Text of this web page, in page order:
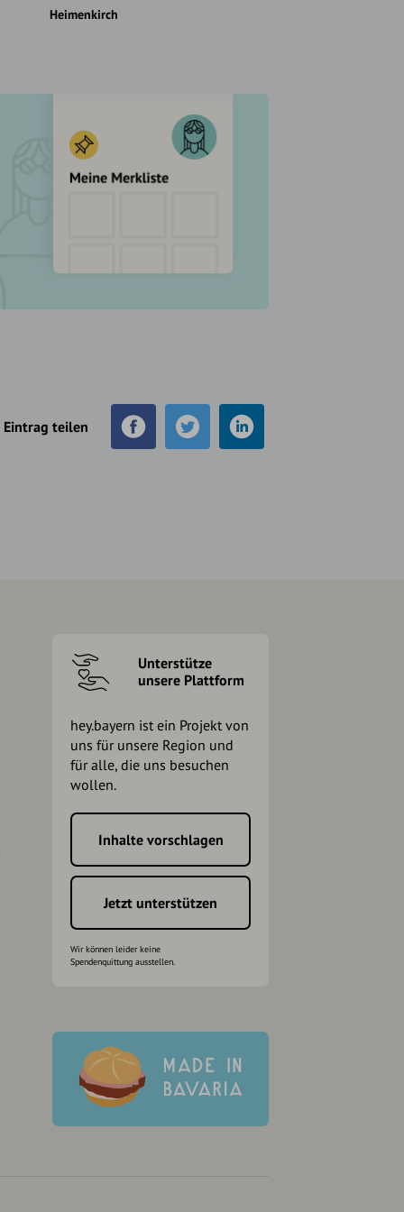
Heimenkirch
Eintrag teilen
Unterstütze
unsere Plattform
hey.bayern ist ein Projekt von
uns für unsere Region und
für alle, die uns besuchen
wollen.
Inhalte vorschlagen
Jetzt unterstützen
Wir können leider keine
Spendenquittung ausstellen.